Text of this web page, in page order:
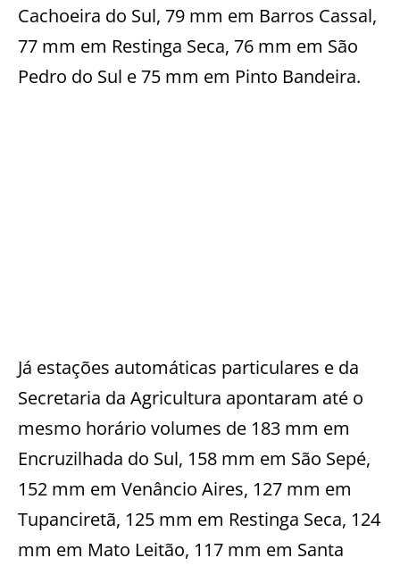
Cachoeira do Sul, 79 mm em Barros Cassal,
77 mm em Restinga Seca, 76 mm em São
Pedro do Sul e 75 mm em Pinto Bandeira.
Já estações automáticas particulares e da
Secretaria da Agricultura apontaram até o
mesmo horário volumes de 183 mm em
Encruzilhada do Sul, 158 mm em São Sepé,
152 mm em Venâncio Aires, 127 mm em
Tupanciretã, 125 mm em Restinga Seca, 124
mm em Mato Leitão, 117 mm em Santa